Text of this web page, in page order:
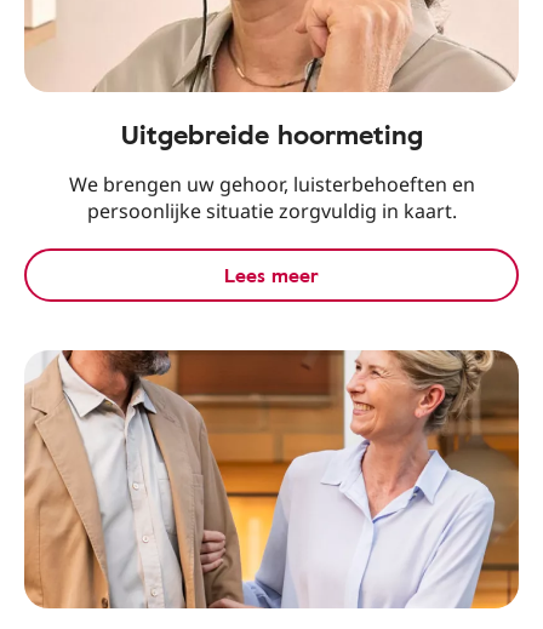
Uitgebreide hoormeting
We brengen uw gehoor, luisterbehoeften en
persoonlijke situatie zorgvuldig in kaart.
Lees meer